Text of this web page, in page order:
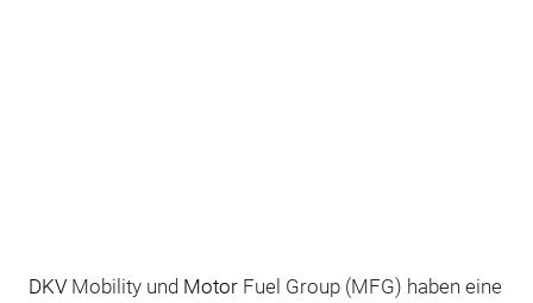
DKVMobility und MotorFuel Group (MFG) haben eine